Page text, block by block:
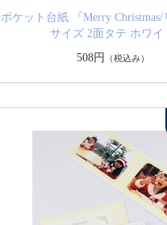
ポケット台紙 『Merry
サイズ 2面タテ ホワイ
508円
（税込み）